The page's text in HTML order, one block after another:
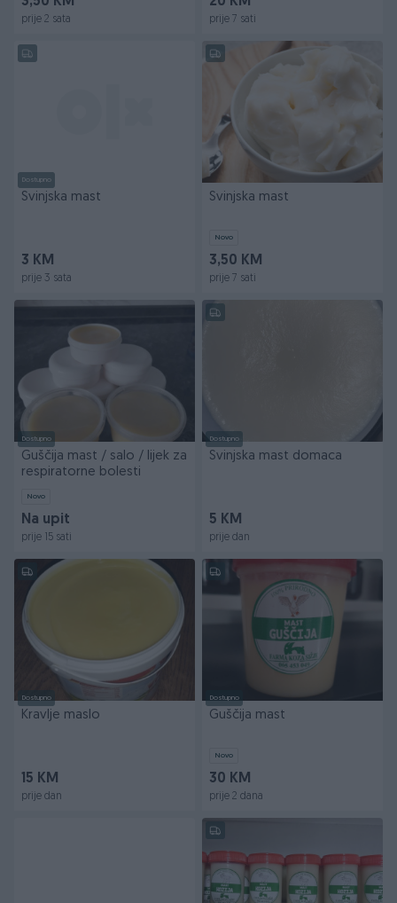
prije 2 sata prije 7 sati
Dostupno
Svinjska mast
3 KM
prije 3 sata
Svinjska mast
Novo
3,50 KM
prije 7 sati
Dostupno
Guščija mast / salo / lijek za
respiratorne bolesti
Novo
Na upit
prije 15 sati
Dostupno
Svinjska mast domaca
5 KM
prije dan
Dostupno
Kravlje maslo
15 KM
prije dan
Dostupno
Guščija mast
Novo
30 KM
prije 2 dana